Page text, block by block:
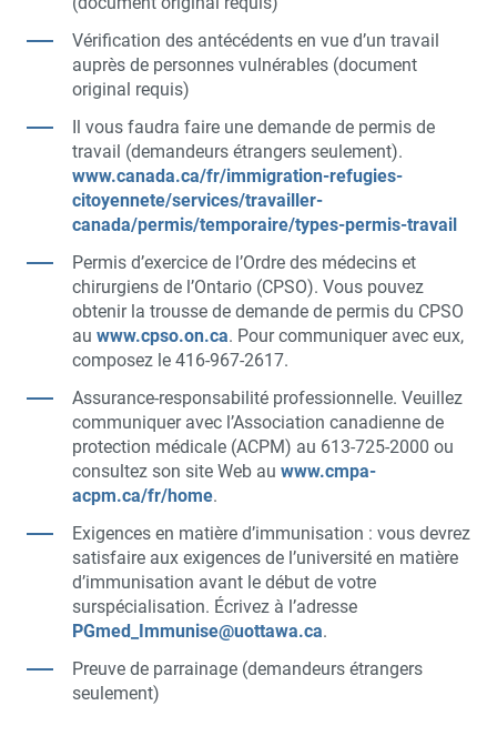
Vérification des antécédents en vue d’un travail
auprès de personnes vulnérables (document
original requis)
Il vous faudra faire une demande de permis de
travail (demandeurs étrangers seulement).
www.canada.ca/fr/immigration-refugies-
citoyennete/services/travailler-
canada/permis/temporaire/types-permis-travail
Permis d’exercice de l’Ordre des médecins et
chirurgiens de l’Ontario (CPSO). Vous pouvez
obtenir la trousse de demande de permis du CPSO
au www.cpso.on.ca. Pour communiquer avec eux,
composez le 416-967-2617.
Assurance-responsabilité professionnelle. Veuillez
communiquer avec l’Association canadienne de
protection médicale (ACPM) au 613-725-2000 ou
consultez son site Web au www.cmpa-
acpm.ca/fr/home.
Exigences en matière d’immunisation : vous devrez
satisfaire aux exigences de l’université en matière
d’immunisation avant le début de votre
surspécialisation. Écrivez à l’adresse
PGmed_Immunise@uottawa.ca.
Preuve de parrainage (demandeurs étrangers
seulement)